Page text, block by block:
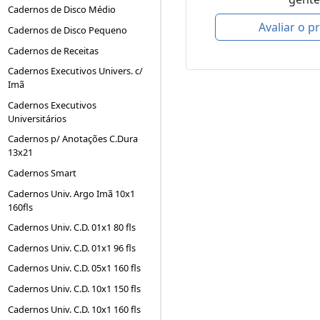
Cadernos de Disco Médio
Cadernos de Disco Pequeno
Cadernos de Receitas
Cadernos Executivos Univers. c/
Imã
Cadernos Executivos
Universitários
Cadernos p/ Anotações C.Dura
13x21
Cadernos Smart
Cadernos Univ. Argo Imã 10x1
160fls
Cadernos Univ. C.D. 01x1 80 fls
Cadernos Univ. C.D. 01x1 96 fls
Cadernos Univ. C.D. 05x1 160 fls
Cadernos Univ. C.D. 10x1 150 fls
Cadernos Univ. C.D. 10x1 160 fls
Avaliar o